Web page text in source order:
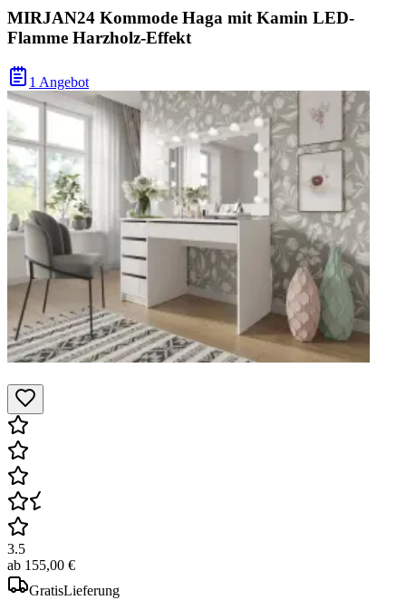
MIRJAN24 Kommode Haga mit Kamin LED-
Flamme Harzholz-Effekt
1 Angebot
3.5
ab 155,00 €
GratisLieferung